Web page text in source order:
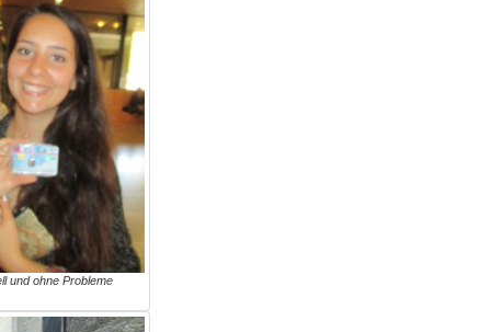
und ohne Probleme